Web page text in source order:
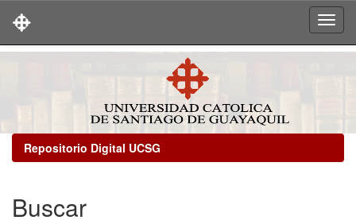
Repositorio Digital UCSG
Buscar